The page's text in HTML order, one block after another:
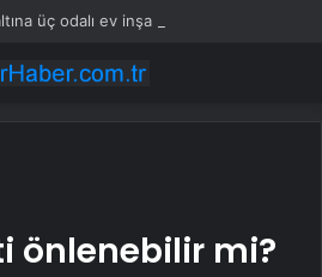
üç odalı ev inşa etti
önlenebilir mi?